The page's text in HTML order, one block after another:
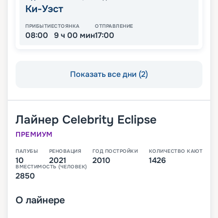
Ки-Уэст
ПРИБЫТИЕ
08:00
СТОЯНКА
9 ч 00 мин
ОТПРАВЛЕНИЕ
17:00
Показать все дни (2)
Лайнер Celebrity Eclipse
ПРЕМИУМ
ПАЛУБЫ
10
РЕНОВАЦИЯ
2021
ГОД ПОСТРОЙКИ
2010
КОЛИЧЕСТВО КАЮТ
1426
ВМЕСТИМОСТЬ (ЧЕЛОВЕК)
2850
О лайнере